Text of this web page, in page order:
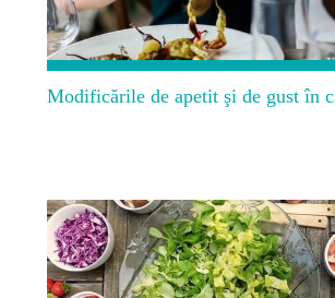
Modificările de apetit şi de gust în